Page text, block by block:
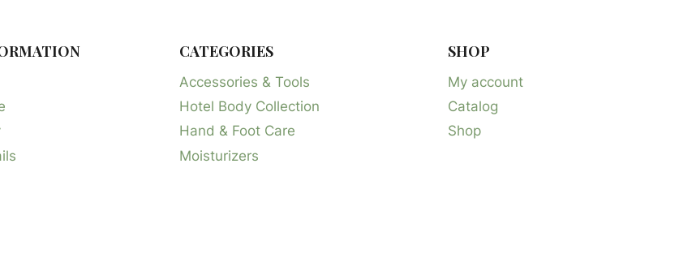
CATEGORIES
Accessories & Tools
Hotel Body Collection
Hand & Foot Care
Moisturizers
SHOP
My account
Catalog
Shop